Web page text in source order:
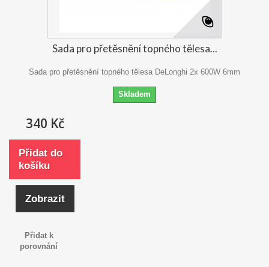
Sada pro přetěsnění topného tělesa...
Sada pro přetěsnění topného tělesa DeLonghi 2x 600W 6mm
Skladem
340 Kč
Přidat do
košíku
Zobrazit
Přidat k
porovnání